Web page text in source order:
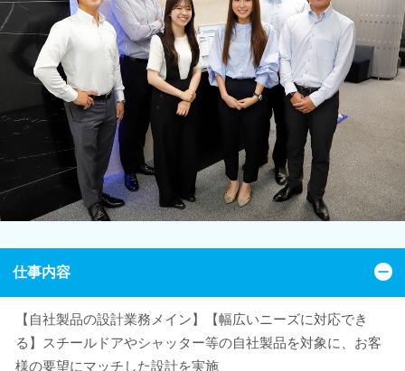
仕事内容
【自社製品の設計業務メイン】【幅広いニーズに対応でき
る】スチールドアやシャッター等の自社製品を対象に、お客
様の要望にマッチした設計を実施